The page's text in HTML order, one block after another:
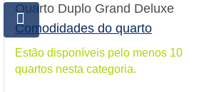
Quarto Duplo Grand Deluxe
Comodidades do quarto
Estão disponíveis pelo menos 10
quartos nesta categoria.